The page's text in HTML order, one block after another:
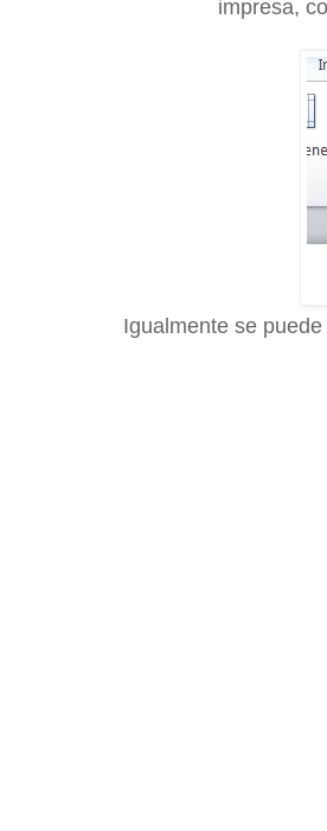
impresa,
Igualmente se